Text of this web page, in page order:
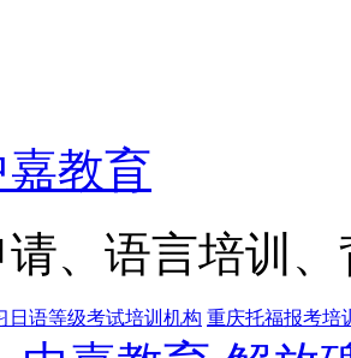
教育
请、语言培训
日语等级考试培训机构 重庆托福报考培